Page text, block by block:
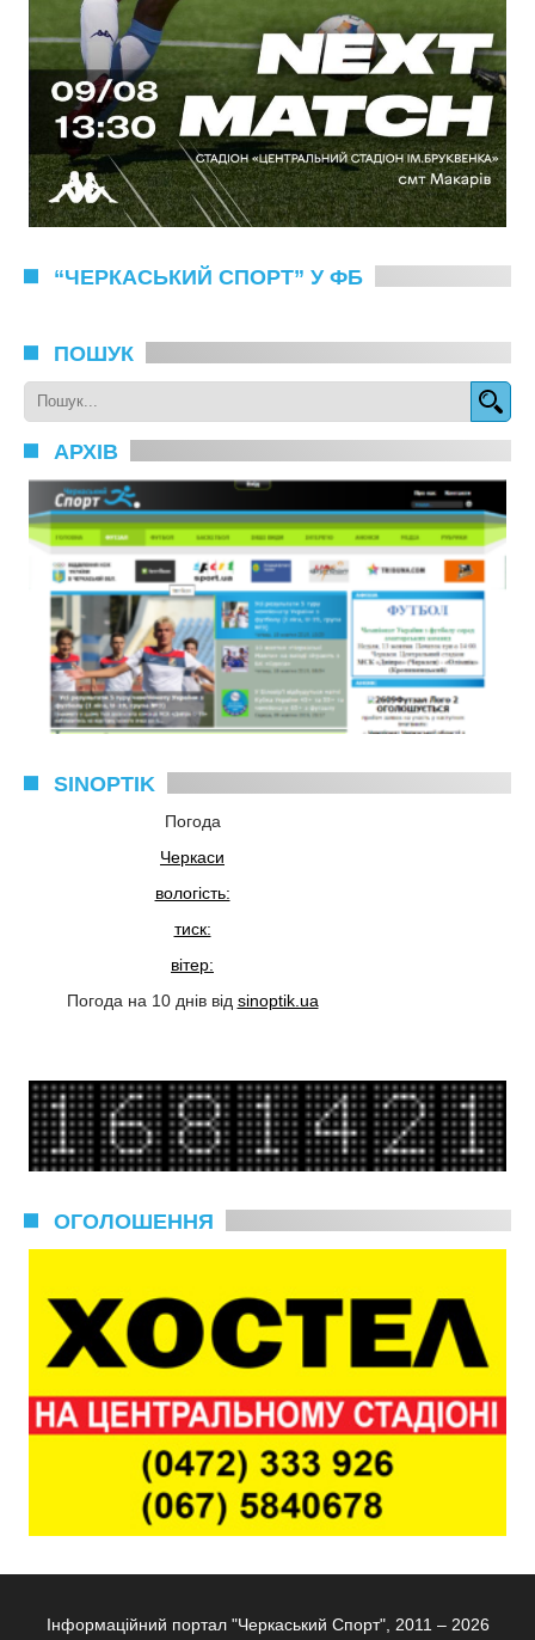
“ЧЕРКАСЬКИЙ СПОРТ” У ФБ
ПОШУК
АРХІВ
SINOPTIK
Погода
Черкаси
вологість:
тиск:
вітер:
Погода на 10 днів від sinoptik.ua
ОГОЛОШЕННЯ
Інформаційний портал "Черкаський Спорт", 2011 – 2026